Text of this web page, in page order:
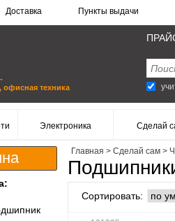
Доставка Пункты выдачи
техника
Электроника Сделай
Главная > Сделай сам>
Сортировать: